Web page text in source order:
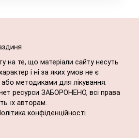
на те, що матеріали сайту несуть
і ні за яких умов не є
методиками для лікування.
ресурси ЗАБОРОНЕНО, всі права
їх авторам.
конфіденційності